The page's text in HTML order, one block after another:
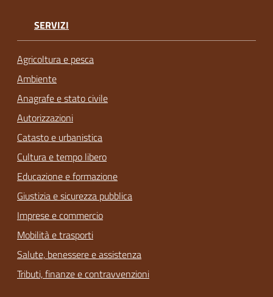
SERVIZI
Agricoltura e pesca
Ambiente
Anagrafe e stato civile
Autorizzazioni
Catasto e urbanistica
Cultura e tempo libero
Educazione e formazione
Giustizia e sicurezza pubblica
Imprese e commercio
Mobilità e trasporti
Salute, benessere e assistenza
Tributi, finanze e contravvenzioni